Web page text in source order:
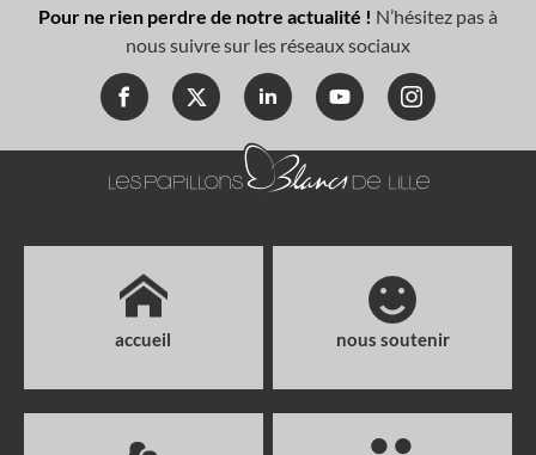
Pour ne rien perdre de notre actualité ! N’hésitez pas à
nous suivre sur les réseaux sociaux
accueil nous soutenir